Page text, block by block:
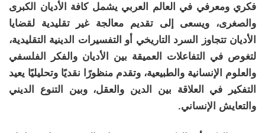
فكري ومعرفي في العالم العربي يشمل كافة الأديان الكبرى
والصغرى، ويسعى إلى تقديم معالجة غير تقليدية لقضايا
الأديان تتجاوز السرد التاريخي أو التفسيرات الدينية التقليدية،
لتغوص في التفاعلات العميقة بين الأديان والفكر الفلسفي
والعلوم الإنسانية والطبيعية، وتقدم منظورًا نقديًا وتحليليًا يعيد
التفكير في العلاقة بين الدين والعقل، وبين التنوع الديني
والتعايش الإنساني.